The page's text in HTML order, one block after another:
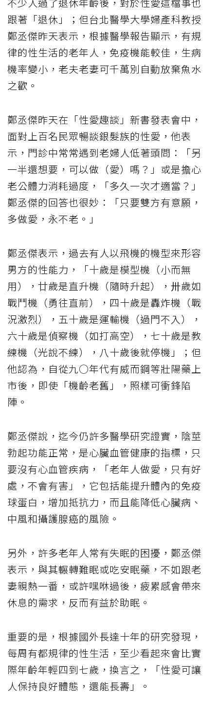
不少人過了退休年齡後，對於性愛這檔事也
跟著「退休」；但台北醫學大學婦產科教授
鄭丞傑昨天表示，根據醫學報告顯示，有規
律的性生活的老年人，免疫機能較佳，生病
機率變小，老夫老妻可千萬別自動放棄魚水
之歡。
鄭丞傑昨天在「性愛趣談」新書發表會中，
面對上百名民眾暢談銀髮族的性愛，他表
示，門診中常常遇到老婦人低著頭問：「另
一半還想要，可以做（愛）嗎？」或是擔心
老公體力消耗過度，「多久一次才適當？」
鄭丞傑的回答也很妙：「只要雙方有意願，
多做愛，永不老。」
鄭丞傑表示，過去有人以飛機的機型來形容
男方的性能力，「十歲是模型機（小而無
用），廿歲是直升機（隨時升起），〺歲如
戰鬥機（勇往直前），四十歲是轟炸機（戰
況激烈），五十歲是運輸機（過門不入），
六十歲是偵察機（如打高空），七十歲是教
練機（光說不練），八十歲後就停機」；但
他認為，自從九○年代有威而鋼等壯陽藥上
市後，即使「機齡老舊」，照樣可衝鋒陷
陣。
鄭丞傑說，迄今仍許多醫學研究證實，陰莖
勃起功能正常，是心臟血管健康的指標，只
要沒有心血管疾病，「老年人做愛，只有好
處，不會有害」，它包括能提升體內的免疫
球蛋白，增加抵抗力，而且能降低心臟病、
中風和攝護腺癌的風險。
另外，許多老年人常有失眠的困擾，鄭丞傑
表示，與其輾轉難眠或吃安眠藥，不如跟老
妻親熱一番，或許嘿咻過後，疲累感會帶來
休息的需求，反而有益於助眠。
重要的是，根據國外長達十年的研究發現，
每周有都規律的性生活，至少看起來會比實
際年齡年輕四到七歲，換言之，「性愛可讓
人保持良好體態，還能長壽」。